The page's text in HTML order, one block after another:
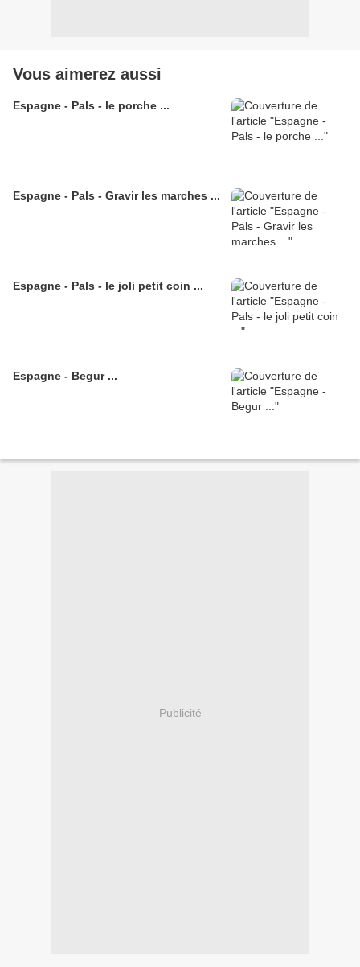
Vous aimerez aussi
Espagne - Pals - le porche ...
Espagne - Pals - Gravir les marches ...
Espagne - Pals - le joli petit coin ...
Espagne - Begur ...
Publicité